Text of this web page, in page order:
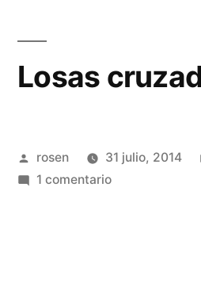
Losas
Publicado
por
rosen 31 julio, 2014
1 comentarioen